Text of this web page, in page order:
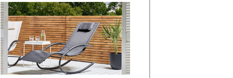
di
I
Vespri